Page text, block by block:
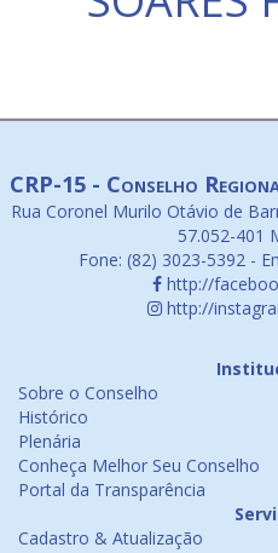
CRP-15 - Conselho
Rua Coronel Murilo Otávio de
57.052-401
Fone: (82) 3023-5392 -
http://
http://
Sobre o Conselho
Histórico
Plenária
Conheça Melhor Seu Conselho
Portal da Transparência
Cadastro & Atualização